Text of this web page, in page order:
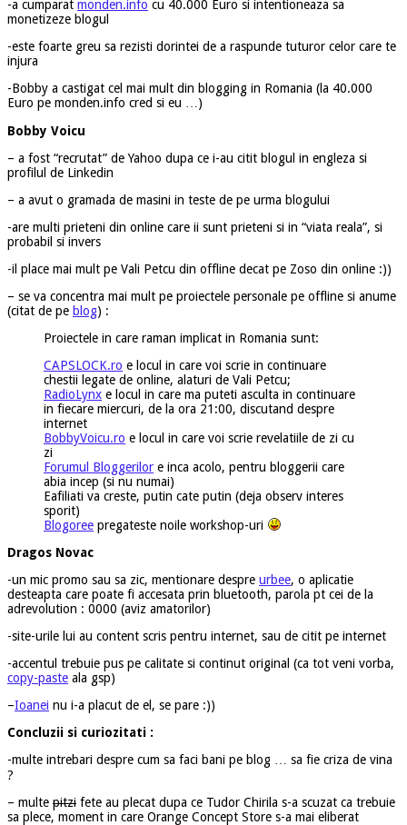
-a cumparat monden.info cu 40.000 Euro si intentioneaza sa
monetizeze blogul
-este foarte greu sa rezisti dorintei de a raspunde tuturor celor care te
injura
-Bobby a castigat cel mai mult din blogging in Romania (la 40.000
Euro pe monden.info cred si eu …)
Bobby Voicu
– a fost “recrutat” de Yahoo dupa ce i-au citit blogul in engleza si
profilul de Linkedin
– a avut o gramada de masini in teste de pe urma blogului
-are multi prieteni din online care ii sunt prieteni si in “viata reala”, si
probabil si invers
-il place mai mult pe Vali Petcu din offline decat pe Zoso din online :))
– se va concentra mai mult pe proiectele personale pe offline si anume
(citat de pe blog) :
Proiectele in care raman implicat in Romania sunt:
CAPSLOCK.ro e locul in care voi scrie in continuare
chestii legate de online, alaturi de Vali Petcu;
RadioLynx e locul in care ma puteti asculta in continuare
in fiecare miercuri, de la ora 21:00, discutand despre
internet
BobbyVoicu.ro e locul in care voi scrie revelatiile de zi cu
zi
Forumul Bloggerilor e inca acolo, pentru bloggerii care
abia incep (si nu numai)
Eafiliati va creste, putin cate putin (deja observ interes
sporit)
Blogoree pregateste noile workshop-uri
Dragos Novac
-un mic promo sau sa zic, mentionare despre urbee, o aplicatie
desteapta care poate fi accesata prin bluetooth, parola pt cei de la
adrevolution : 0000 (aviz amatorilor)
-site-urile lui au content scris pentru internet, sau de citit pe internet
-accentul trebuie pus pe calitate si continut original (ca tot veni vorba,
copy-paste ala gsp)
–Ioanei nu i-a placut de el, se pare :))
Concluzii si curiozitati :
-multe intrebari despre cum sa faci bani pe blog … sa fie criza de vina
?
– multe pitzi fete au plecat dupa ce Tudor Chirila s-a scuzat ca trebuie
sa plece, moment in care Orange Concept Store s-a mai eliberat